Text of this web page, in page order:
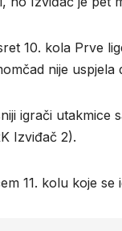
10. kola Prve
nije uspjela
igrači utakmice
Izviđač 2).
11. kolu koje